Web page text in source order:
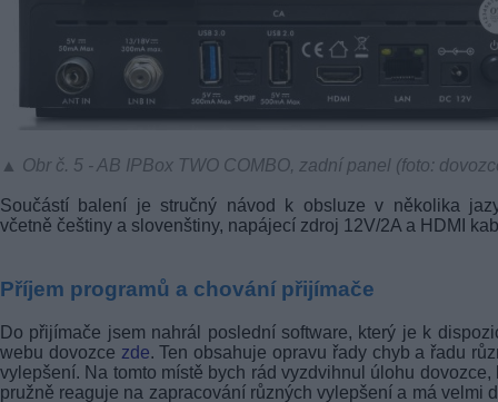
▲ Obr č. 5 - AB IPBox TWO COMBO, zadní panel (foto:
Součástí balení je stručný návod k obsluze v několika
včetně češtiny a slovenštiny, napájecí zdroj 12V/2A a HDMI
Příjem programů a chování přijímače
Do přijímače jsem nahrál poslední software, který je k
webu dovozce zde. Ten obsahuje opravu řady chyb a řadu
vylepšení. Na tomto místě bych rád vyzdvihnul úlohu dovozce,
pružně reaguje na zapracování různých vylepšení a má velmi